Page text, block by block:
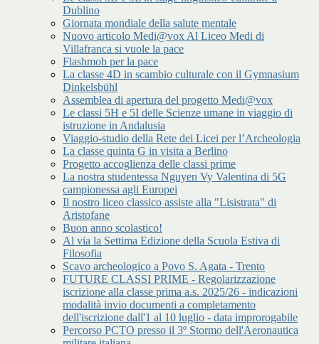
Dublino
Giornata mondiale della salute mentale
Nuovo articolo Medi@vox Al Liceo Medi di
Villafranca si vuole la pace
Flashmob per la pace
La classe 4D in scambio culturale con il Gymnasium
Dinkelsbühl
Assemblea di apertura del progetto Medi@vox
Le classi 5H e 5I delle Scienze umane in viaggio di
istruzione in Andalusia
Viaggio-studio della Rete dei Licei per l’Archeologia
La classe quinta G in visita a Berlino
Progetto accoglienza delle classi prime
La nostra studentessa Nguyen Vy Valentina di 5G
campionessa agli Europei
Il nostro liceo classico assiste alla "Lisistrata" di
Aristofane
Buon anno scolastico!
Al via la Settima Edizione della Scuola Estiva di
Filosofia
Scavo archeologico a Povo S. Agata - Trento
FUTURE CLASSI PRIME - Regolarizzazione
iscrizione alla classe prima a.s. 2025/26 - indicazioni
modalità invio documenti a completamento
dell'iscrizione dall'1 al 10 luglio - data improrogabile
Percorso PCTO presso il 3º Stormo dell'Aeronautica